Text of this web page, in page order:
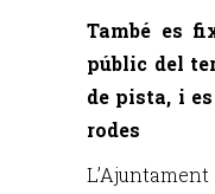
També es
públic del
de pista, i
rodes